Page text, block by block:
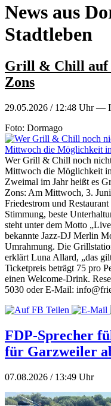
News aus
Stadtleben
Grill & Chill auf
Zons
29.05.2026 / 12:48 Uhr —
Foto: Dormago
Wer Grill & Chill noch nicht
Mittwoch die Möglichkeit
Zweimal im Jahr heißt es
Zons: Am Mittwoch, 3.
Friedestrom und
Stimmung, beste
steht unter dem Motto
bekannte Jazz-DJ Merlin
Umrahmung. Die
erklärt Luna Allard, „das
Ticketpreis beträgt 75 pro
einen Welcome-Drink.
5030 oder E-Mail:
FDP-Sprecher
für Garzweiler
07.08.2026 / 13:49 Uhr